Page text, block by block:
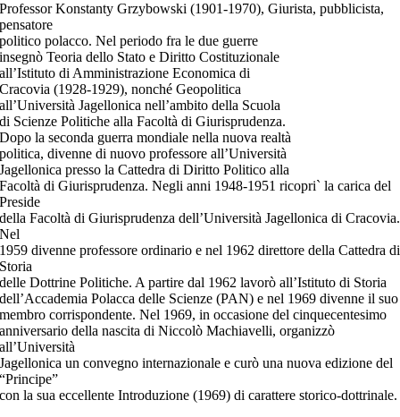
Professor Konstanty Grzybowski (1901-1970), Giurista, pubblicista,
pensatore
politico polacco. Nel periodo fra le due guerre
insegnò Teoria dello Stato e Diritto Costituzionale
all’Istituto di Amministrazione Economica di
Cracovia (1928-1929), nonché Geopolitica
all’Università Jagellonica nell’ambito della Scuola
di Scienze Politiche alla Facoltà di Giurisprudenza.
Dopo la seconda guerra mondiale nella nuova realtà
politica, divenne di nuovo professore all’Università
Jagellonica presso la Cattedra di Diritto Politico alla
Facoltà di Giurisprudenza. Negli anni 1948-1951 ricopri` la carica del
Preside
della Facoltà di Giurisprudenza dell’Università Jagellonica di Cracovia.
Nel
1959 divenne professore ordinario e nel 1962 direttore della Cattedra di
Storia
delle Dottrine Politiche. A partire dal 1962 lavorò all’Istituto di Storia
dell’Accademia Polacca delle Scienze (PAN) e nel 1969 divenne il suo
membro corrispondente. Nel 1969, in occasione del cinquecentesimo
anniversario della nascita di Niccolò Machiavelli, organizzò
all’Università
Jagellonica un convegno internazionale e curò una nuova edizione del
“Principe”
con la sua eccellente Introduzione (1969) di carattere storico-dottrinale.